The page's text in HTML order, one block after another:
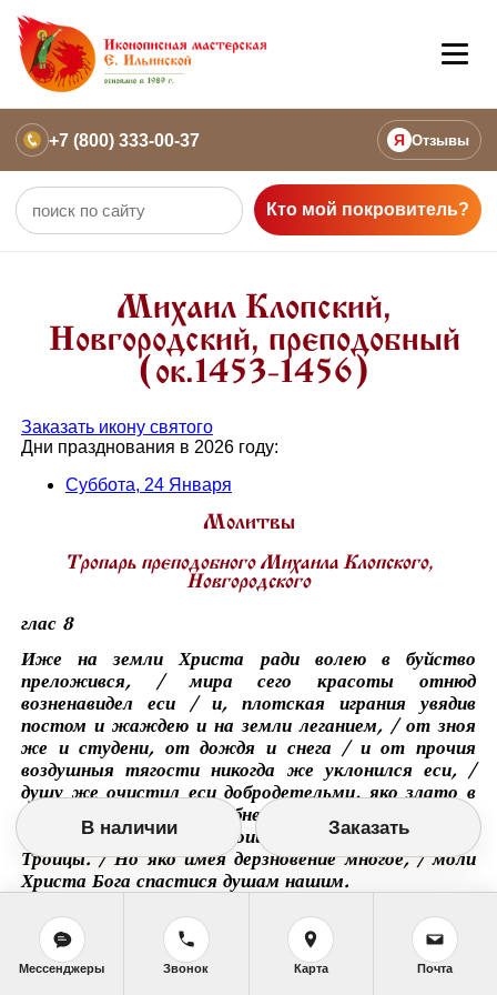
+7 (800) 333-00-37 Я Отзывы
Кто мой покровитель?
Михаил Клопский,
Новгородский, преподобный
(ок.1453-1456)
Заказать икону святого
Дни празднования в 2026 году:
Суббота, 24 Января
Молитвы
Тропарь преподобного Михаила Клопского,
Новгородского
глас 8
Иже на земли Христа ради волею в буйство
преложився, / мира сего красоты отнюд
возненавидел еси / и, плотская играния увядив
постом и жаждею и на земли леганием, / от зноя
же и студени, от дождя и снега / и от прочия
воздушныя тягости никогда же уклонился еси, /
душу же очистил еси добродетельми, яко злато в
горниле, / отче преподобне Богоносне Михаиле, / и
ныне на Небесех предстоиши престолу Пресвятыя
Троицы. / Но яко имея дерзновение многое, / моли
Христа Бога спастися душам нашим.
Кондак преподобного Михаила Клопского,
Новгородского
глас 8
В наличии Заказать
Мессенджеры Звонок Карта Почта